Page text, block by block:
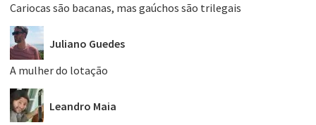
Cariocas são bacanas, mas gaúchos são trilegais
Juliano Guedes
A mulher do lotação
Leandro Maia